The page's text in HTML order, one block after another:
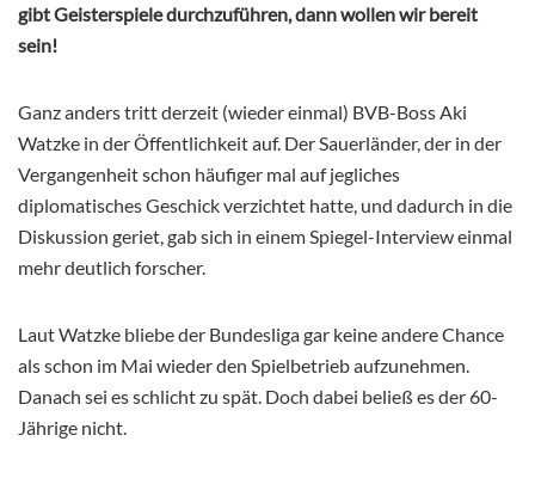
gibt Geisterspiele durchzuführen, dann wollen wir bereit
sein!
Ganz anders tritt derzeit (wieder einmal) BVB-Boss Aki
Watzke in der Öffentlichkeit auf. Der Sauerländer, der in der
Vergangenheit schon häufiger mal auf jegliches
diplomatisches Geschick verzichtet hatte, und dadurch in die
Diskussion geriet, gab sich in einem Spiegel-Interview einmal
mehr deutlich forscher.
Laut Watzke bliebe der Bundesliga gar keine andere Chance
als schon im Mai wieder den Spielbetrieb aufzunehmen.
Danach sei es schlicht zu spät. Doch dabei beließ es der 60-
Jährige nicht.